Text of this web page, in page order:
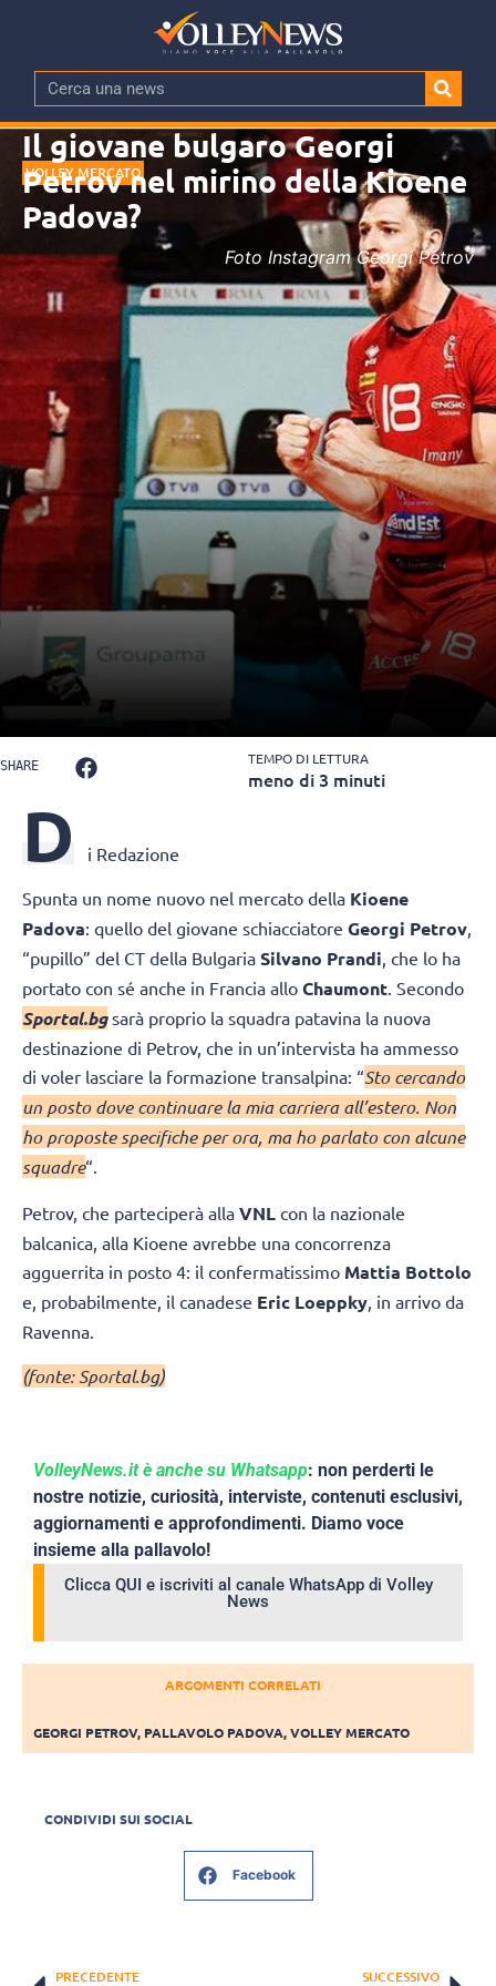
VOLLEY MERCATO
Il giovane bulgaro Georgi
Petrov nel mirino della Kioene
Padova?
Foto Instagram Georgi Petrov
SHARE TEMPO DI LETTURA
meno di 3 minuti
D i Redazione
Spunta un nome nuovo nel mercato della Kioene
Padova: quello del giovane schiacciatore Georgi Petrov,
“pupillo” del CT della Bulgaria Silvano Prandi, che lo ha
portato con sé anche in Francia allo Chaumont. Secondo
Sportal.bgsarà proprio la squadra patavina la nuova
destinazione di Petrov, che in un’intervista ha ammesso
di voler lasciare la formazione transalpina: “Sto cercando
un posto dove continuare la mia carriera all’estero. Non
ho proposte specifiche per ora, ma ho parlato con alcune
squadre“.
Petrov, che parteciperà alla VNL con la nazionale
balcanica, alla Kioene avrebbe una concorrenza
agguerrita in posto 4: il confermatissimo Mattia Bottolo
e, probabilmente, il canadese Eric Loeppky , in arrivo da
Ravenna.
(fonte: Sportal.bg)
VolleyNews.it è anche su Whatsapp: non perderti le
nostre notizie, curiosità, interviste, contenuti esclusivi,
aggiornamenti e approfondimenti. Diamo voce
insieme alla pallavolo!
Clicca QUI e iscriviti al canale WhatsApp di Volley
News
ARGOMENTI CORRELATI
GEORGI PETROV, PALLAVOLO PADOVA,VOLLEY MERCATO
CONDIVIDI SUI SOCIAL
Facebook
PRECEDENTE SUCCESSIVO